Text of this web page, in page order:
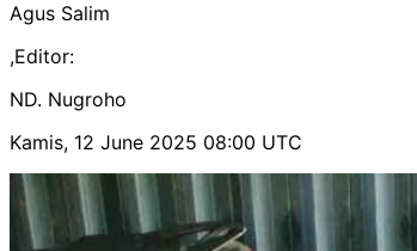
Agus Salim
,Editor:
ND. Nugroho
Kamis, 12 June 2025 08:00 UTC